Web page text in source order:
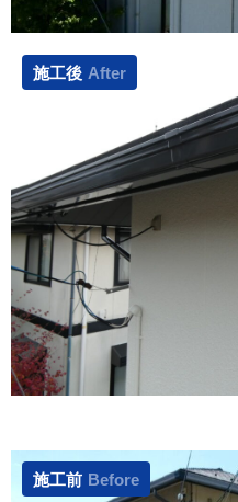
施工後 After
施工前 Before